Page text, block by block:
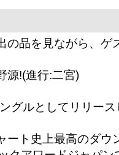
の品を見ながら、ゲ
源!(進行:二宮)
グルとしてリリー
ート史上最高のダウ